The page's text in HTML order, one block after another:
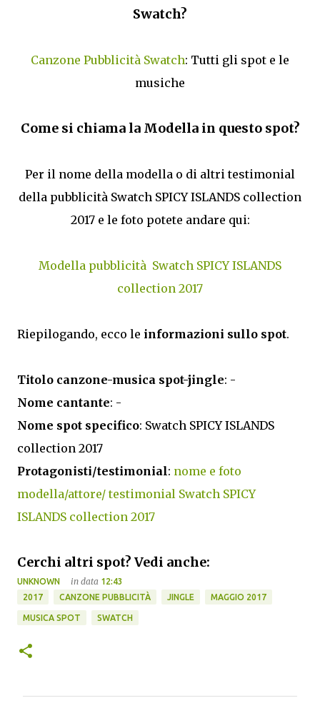
Swatch?
Canzone Pubblicità Swatch: Tutti gli spot e le
musiche
Come si chiama la Modella in questo spot?
Per il nome della modella o di altri testimonial
della pubblicità Swatch SPICY ISLANDS collection
2017 e le foto potete andare qui:
Modella pubblicità Swatch SPICY ISLANDS
collection 2017
Riepilogando, ecco le informazioni sullo spot.
Titolo canzone-musica spot-jingle: -
Nome cantante: -
Nome spot specifico: Swatch SPICY ISLANDS
collection 2017
Protagonisti/testimonial: nome e foto
modella/attore/ testimonial Swatch SPICY
ISLANDS collection 2017
Cerchi altri spot? Vedi anche:
UNKNOWN in data 12:43
2017
CANZONE PUBBLICITÀ JINGLE MAGGIO 2017
MUSICA SPOT SWATCH